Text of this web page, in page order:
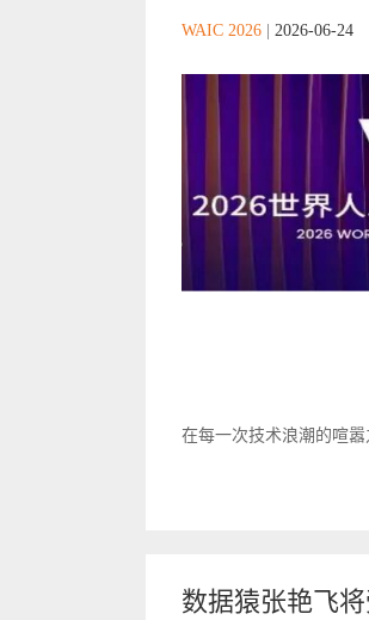
WAIC 2026 2026-06-24
在每一次技术浪潮的喧
数据猿张艳飞